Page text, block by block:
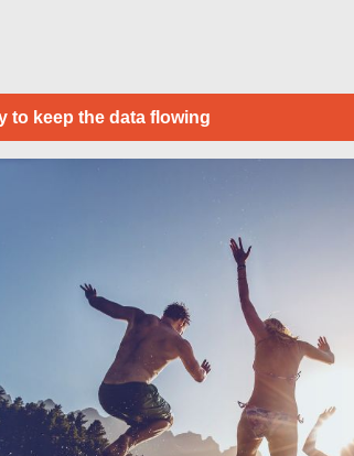
to keep the data flowing